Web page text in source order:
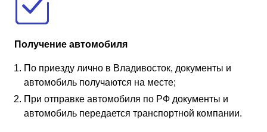
Получение автомобиля
По приезду лично в Владивосток, документы и
автомобиль получаются на месте;
При отправке автомобиля по РФ документы и
автомобиль передается транспортной компании.